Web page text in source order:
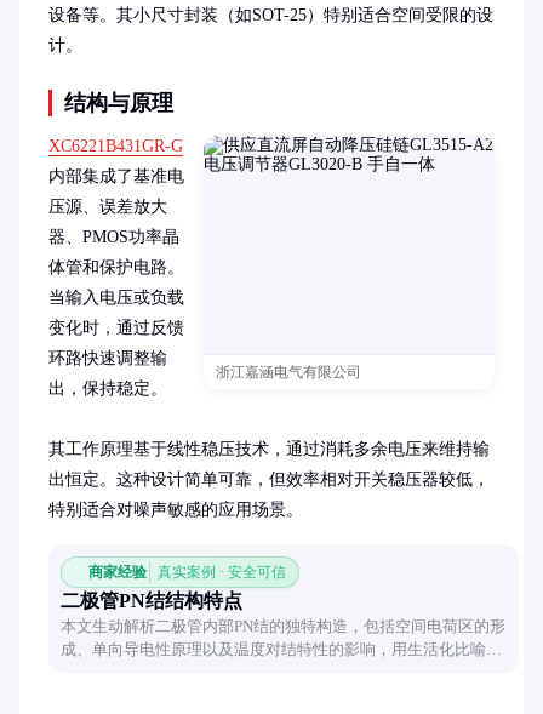
设备等。其小尺寸封装（如SOT-25）特别适合空间受限的设
计。
结构与原理
浙江嘉涵电气有限公司
XC6221B431GR-G
内部集成了基准电
压源、误差放大
器、PMOS功率晶
体管和保护电路。
当输入电压或负载
变化时，通过反馈
环路快速调整输
出，保持稳定。
其工作原理基于线性稳压技术，通过消耗多余电压来维持输
出恒定。这种设计简单可靠，但效率相对开关稳压器较低，
特别适合对噪声敏感的应用场景。
商家经验 真实案例 · 安全可信
二极管PN结结构特点
本文生动解析二极管内部PN结的独特构造，包括空间电荷区的形
成、单向导电性原理以及温度对结特性的影响，用生活化比喻帮